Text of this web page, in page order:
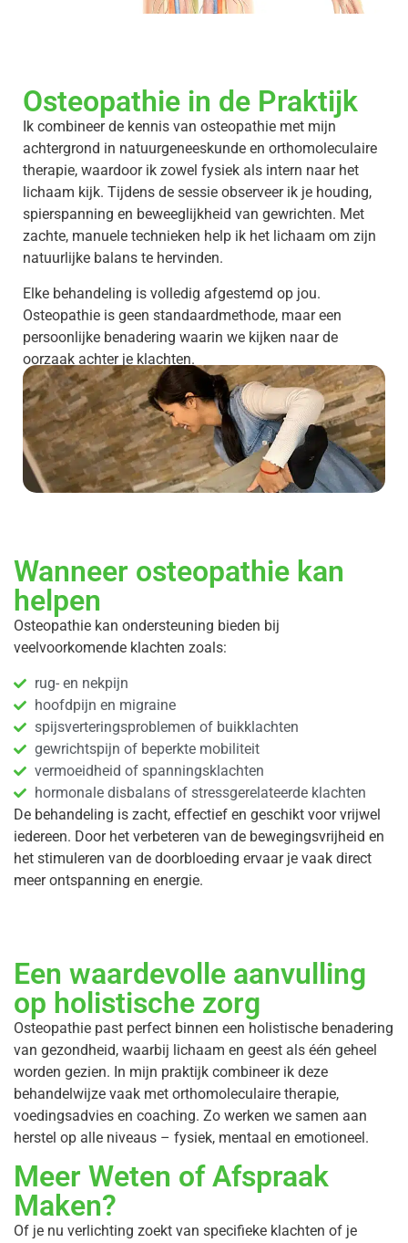
Osteopathie in de Praktijk
Ik combineer de kennis van osteopathie met mijn
achtergrond in natuurgeneeskunde en orthomoleculaire
therapie, waardoor ik zowel fysiek als intern naar het
lichaam kijk. Tijdens de sessie observeer ik je houding,
spierspanning en beweeglijkheid van gewrichten. Met
zachte, manuele technieken help ik het lichaam om zijn
natuurlijke balans te hervinden.
Elke behandeling is volledig afgestemd op jou.
Osteopathie is geen standaardmethode, maar een
persoonlijke benadering waarin we kijken naar de
oorzaak achter je klachten.
Wanneer osteopathie kan
helpen
Osteopathie kan ondersteuning bieden bij
veelvoorkomende klachten zoals:
rug- en nekpijn
hoofdpijn en migraine
spijsverteringsproblemen of buikklachten
gewrichtspijn of beperkte mobiliteit
vermoeidheid of spanningsklachten
hormonale disbalans of stressgerelateerde klachten
De behandeling is zacht, effectief en geschikt voor vrijwel
iedereen. Door het verbeteren van de bewegingsvrijheid en
het stimuleren van de doorbloeding ervaar je vaak direct
meer ontspanning en energie.
Een waardevolle aanvulling
op holistische zorg
Osteopathie past perfect binnen een holistische benadering
van gezondheid, waarbij lichaam en geest als één geheel
worden gezien. In mijn praktijk combineer ik deze
behandelwijze vaak met orthomoleculaire therapie,
voedingsadvies en coaching. Zo werken we samen aan
herstel op alle niveaus – fysiek, mentaal en emotioneel.
Meer Weten of Afspraak
Maken?
Of je nu verlichting zoekt van specifieke klachten of je